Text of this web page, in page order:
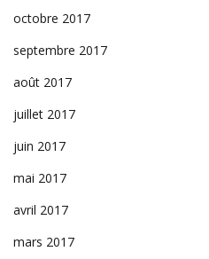
octobre 2017
septembre 2017
août 2017
juillet 2017
juin 2017
mai 2017
avril 2017
mars 2017